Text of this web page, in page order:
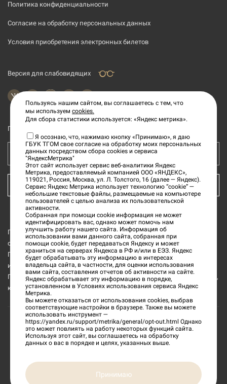
Политика конфиденциальности
Согласие на обработку персональных данных
Условия приобретения электронных билетов
Версия для слабовидящих
Подпишитесь на рассылку новостей
Ваш e-mail адрес
КУПИТЬ БИЛЕТ
Государственное бюджетное учреждение культуры «Тверской
области Тверской государственный объединённый музей» (далее
ГБУК ТГОМ) является обладателем исключительных прав на все
изображения интерьеров и музейных предметов из коллекции
ГБУК ТГОМ, а также на все изображения и текстовую информацию,
которые размещены на данном официальном сайте.
2026«Тверской государственный объединенный
музей»
Сделано в
Пользуясь нашим сайтом, вы соглашаетесь с тем, что
мы используем cookies.
Для сбора статистики используется: «Яндекс метрика».
Я осознаю, что, нажимаю кнопку «Принимаю», я даю
ГБУК ТГОМ свое согласие на обработку моих персональных
данных посредством сбора cookies и сервиса
"ЯндексМетрика"
Этот сайт использует сервис веб-аналитики Яндекс
Метрика, предоставляемый компанией ООО «ЯНДЕКС»,
119021, Россия, Москва, ул. Л. Толстого, 16 (далее — Яндекс).
Сервис Яндекс Метрика использует технологию “cookie” —
небольшие текстовые файлы, размещаемые на компьютере
пользователей с целью анализа их пользовательской
активности.
Собранная при помощи cookie информация не может
идентифицировать вас, однако может помочь нам
улучшить работу нашего сайта. Информация об
использовании вами данного сайта, собранная при
помощи cookie, будет передаваться Яндексу и может
храниться на серверах Яндекса в РФ и/или в ЕЭЗ. Яндекс
будет обрабатывать эту информацию в интересах
владельца сайта, в частности, для оценки использования
вами сайта, составления отчетов об активности на сайте.
Яндекс обрабатывает эту информацию в порядке,
установленном в Условиях использования сервиса Яндекс
Метрика.
Вы можете отказаться от использования cookies, выбрав
соответствующие настройки в браузере. Также вы можете
использовать инструмент —
https://yandex.ru/support/metrika/general/opt-out.html Однако
это может повлиять на работу некоторых функций сайта.
Используя этот сайт, вы соглашаетесь на обработку
данных о вас в порядке и целях, указанных выше.
Принимаю